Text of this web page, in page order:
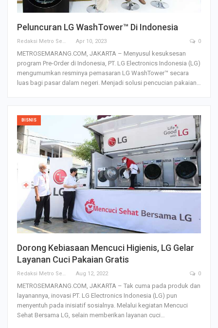
Peluncuran LG WashTower™ Di Indonesia
Redaksi Metro Semarang Apr 10, 2023 0
METROSEMARANG.COM, JAKARTA – Menyusul kesuksesan
program Pre-Order di Indonesia, PT. LG Electronics Indonesia (LG)
mengumumkan resminya pemasaran LG WashTower™ secara
luas bagi pasar dalam negeri. Menjadi solusi pencucian pakaian…
BISNIS
Dorong Kebiasaan Mencuci Higienis, LG Gelar
Layanan Cuci Pakaian Gratis
Redaksi Metro Semarang Aug 12, 2022 0
METROSEMARANG.COM, JAKARTA – Tak cuma pada produk dan
layanannya, inovasi PT. LG Electronics Indonesia (LG) pun
menyentuh pada inisiatif sosialnya. Melalui kegiatan Mencuci
Sehat Bersama LG, selain memberikan layanan cuci…